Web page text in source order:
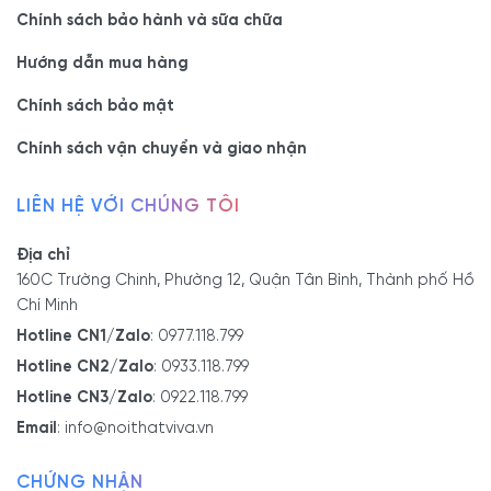
thìa dĩa
không
rộng
từng loại thìa,
dĩa và đũa
xếp với số lượng
sản phẩm khay chia thìa dĩa
5.1. Sắp xếp, phân loại đồ đạc
Khay chia muỗng đũa có nhiều ngăn chứa được các loại dụng cụ
khác nhau. Nhờ đó, người dùng có thể phân biệt dễ dàng các đồ
dùng nhỏ như thìa, nĩa, đũa.
5.2. Bảo quản dụng cụ ăn uống tốt hơn
Nếu không được bảo quản cẩn thận, đồ dùng, dụng cụ nhà bếp có
Chính sách bảo hành và sữa chữa
Hướng dẫn mua hàng
Chính sách bảo mật
Chính sách vận chuyển và giao nhận
LIÊN HỆ VỚI CHÚNG TÔI
Địa chỉ
160C Trường Chinh, Phường 12, Quận Tân Bình, Thành phố Hồ
Chí Minh
Hotline CN1/Zalo: 0977.118.799
Hotline CN2/Zalo: 0933.118.799
Hotline CN3/Zalo: 0922.118.799
Email: info@noithatviva.vn
CHỨNG NHẬN